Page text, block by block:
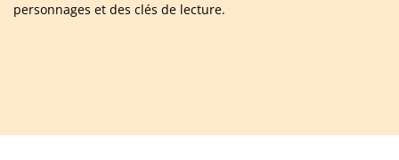
personnages et des clés de lecture.